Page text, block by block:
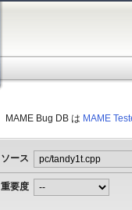
MAME Bug DB は MAME
ソース
重要度